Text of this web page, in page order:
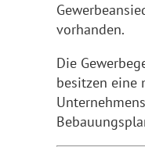
vorhanden.
Die
besitzen eine